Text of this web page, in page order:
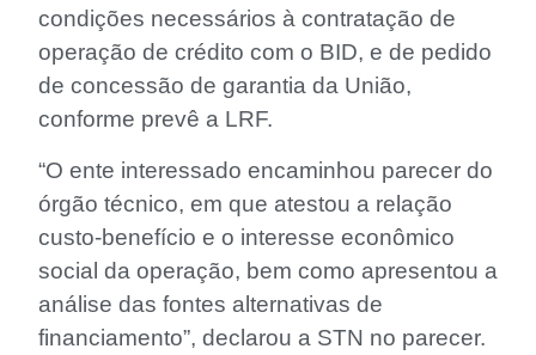
condições necessários à contratação de
operação de crédito com o BID, e de pedido
de concessão de garantia da União,
conforme prevê a LRF.
“O ente interessado encaminhou parecer do
órgão técnico, em que atestou a relação
custo-benefício e o interesse econômico
social da operação, bem como apresentou a
análise das fontes alternativas de
financiamento”, declarou a STN no parecer.